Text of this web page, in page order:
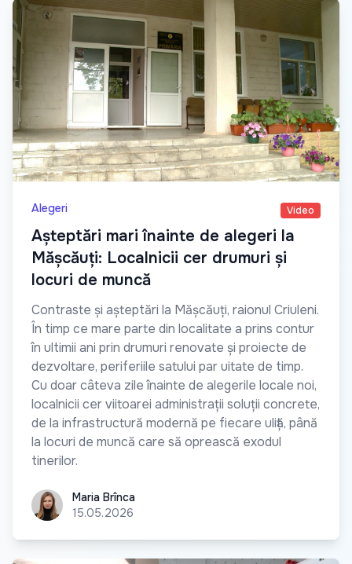
Alegeri Video
Așteptări mari înainte de alegeri la
Mășcăuți: Localnicii cer drumuri și
locuri de muncă
Contraste și așteptări la Mășcăuți, raionul Criuleni.
În timp ce mare parte din localitate a prins contur
în ultimii ani prin drumuri renovate și proiecte de
dezvoltare, periferiile satului par uitate de timp.
Cu doar câteva zile înainte de alegerile locale noi,
localnicii cer viitoarei administrații soluții concrete,
de la infrastructură modernă pe fiecare uliță, până
la locuri de muncă care să oprească exodul
tinerilor.
Maria BrîncaMaria Brînca
15.05.2026